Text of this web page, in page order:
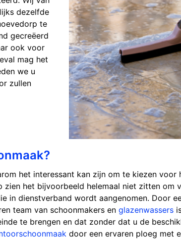
dezelfde
te
gecreëerd
ook voor
mag het
we u
zullen
het interessant kan zijn om te kiezen voor
zien het bijvoorbeeld helemaal niet zitten om
in dienstverband wordt aangenomen. Door
team van schoonmakers en glazenwassers
te brengen en dat zonder dat u de
door een ervaren ploeg met